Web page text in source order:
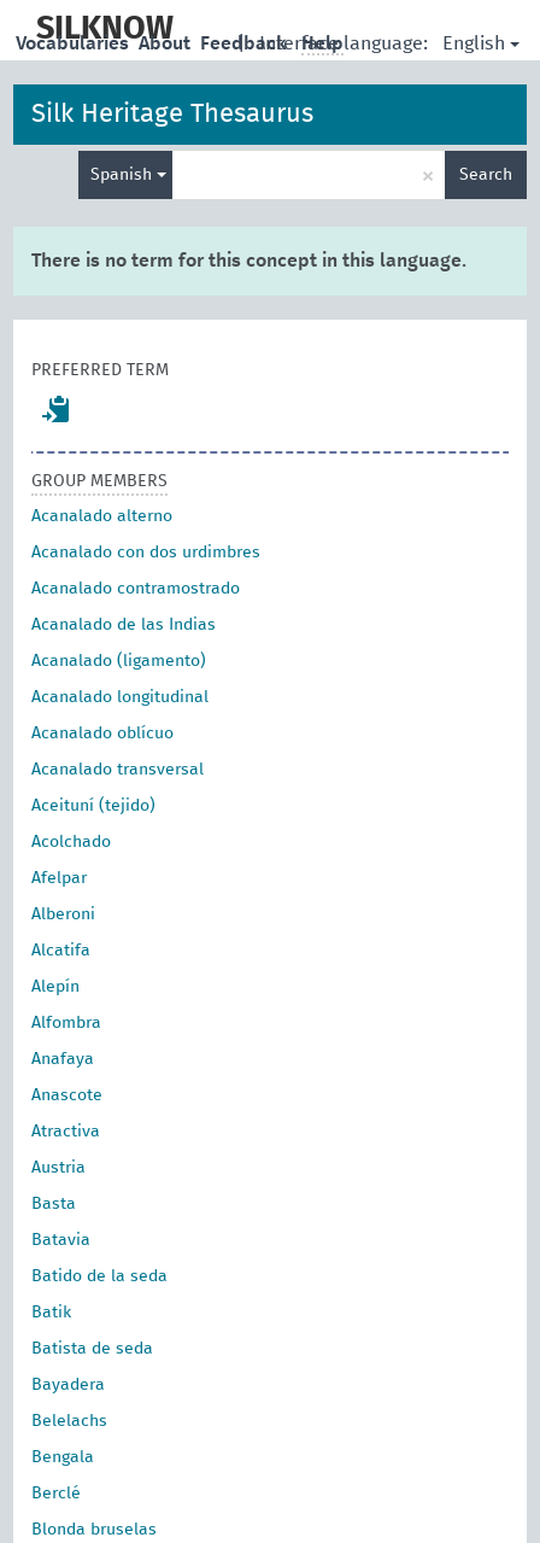
main
SILKNOW | Interface language: English
Vocabularies About Feedback Help
Silk Heritage Thesaurus
Spanish × Search
There is no term for this concept in this language.
PREFERRED TERM
GROUP MEMBERS
Acanalado alterno
Acanalado con dos urdimbres
Acanalado contramostrado
Acanalado de las Indias
Acanalado (ligamento)
Acanalado longitudinal
Acanalado oblícuo
Acanalado transversal
Aceituní (tejido)
Acolchado
Afelpar
Alberoni
Alcatifa
Alepín
Alfombra
Anafaya
Anascote
Atractiva
Austria
Basta
Batavia
Batido de la seda
Batik
Batista de seda
Bayadera
Belelachs
Bengala
Berclé
Blonda bruselas